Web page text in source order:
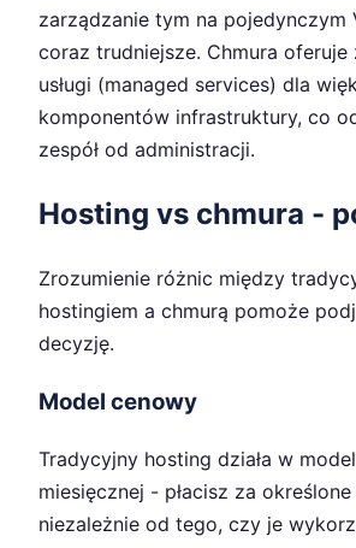
zarządzanie tym na pojedynczym
coraz trudniejsze. Chmura oferuje
usługi (managed services) dla
komponentów infrastruktury, co
zespół od administracji.
Hosting vs chmura -
Zrozumienie różnic między
hostingiem a chmurą pomoże
decyzję.
Model cenowy
Tradycyjny hosting działa w
miesięcznej - płacisz za
niezależnie od tego, czy je